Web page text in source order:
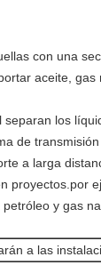
con una
aceite,
los
de
a larga
proyectos.por
y gas
a las